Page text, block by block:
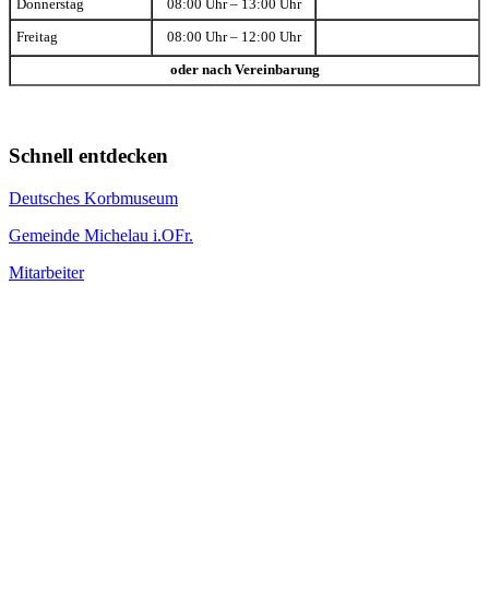
Donnerstag 08:00 Uhr – 13:00 Uhr
Freitag 08:00 Uhr – 12:00 Uhr
oder nach Vereinbarung
Schnell entdecken
Deutsches Korbmuseum
Gemeinde Michelau i.OFr.
Mitarbeiter